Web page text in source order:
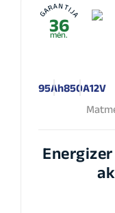
GARANTIJA
36
mėn.
95Ah850A12V